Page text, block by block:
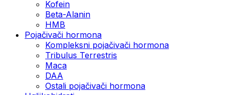
Kofein
Beta-Alanin
HMB
Pojačivači hormona
Kompleksni pojačivači hormona
Tribulus Terrestris
Maca
DAA
Ostali pojačivači hormona